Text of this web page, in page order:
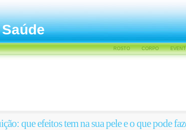
ROSTO CORPO
que efeitos tem na sua pele e o que pode